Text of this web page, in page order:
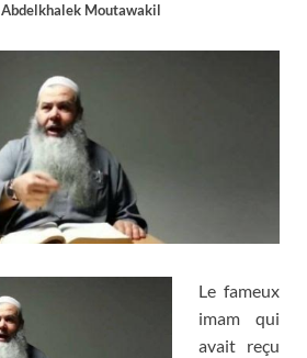
Abdelkhalek Moutawakil
Le fameux
imam qui
avait reçu